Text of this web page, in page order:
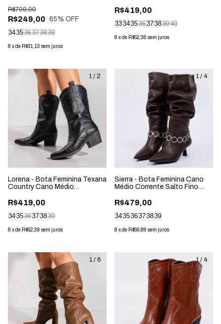
R$249,00
R$709,00
65% OFF
343536373839
8 xde R$31,13 sem juros
R$419,00
3334353637383940
8 xde R$52,38 sem juros
1 / 2
Lorena - Bota Feminina Texana
Country Cano Médio
R$419,00
343536373839
8 xde R$52,38 sem juros
1 / 4
Sierra - Bota Feminina Cano
Médio Corrente Salto Fino
R$479,00
343536373839
8 xde R$59,88 sem juros
1 / 6 1 / 4